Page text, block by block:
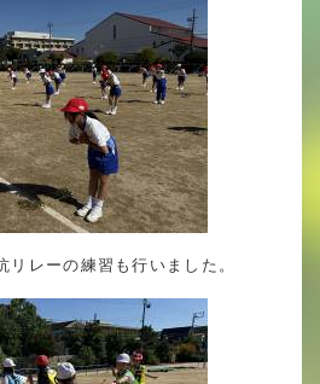
リレーの練習も行いました。